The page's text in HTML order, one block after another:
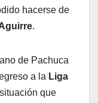
hacerse de
.
de Pachuca
a la Liga
que